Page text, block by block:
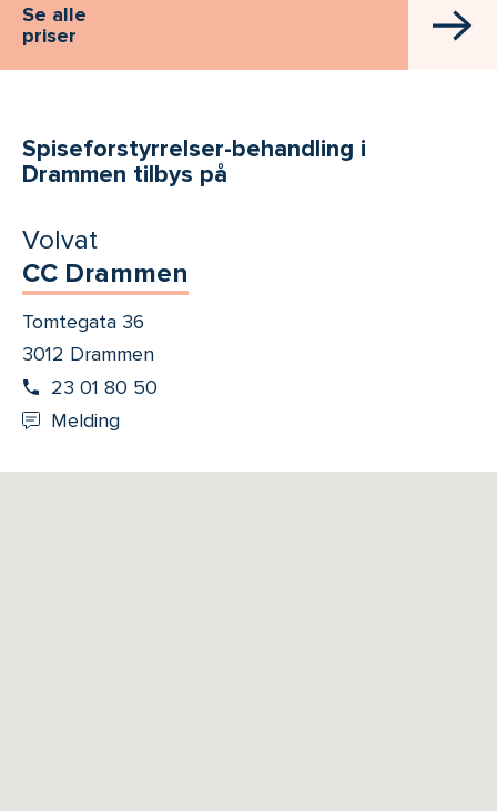
Se alle
priser
Spiseforstyrrelser-behandling i
Drammen tilbys på
Volvat
CC Drammen
Tomtegata 36
3012 Drammen
23 01 80 50
Melding